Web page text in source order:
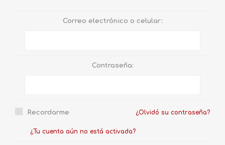
Correo electrónico o celular:
Contraseña:
Recordarme ¿Olvidó su contraseña?
¿Tu cuenta aún no está activada?